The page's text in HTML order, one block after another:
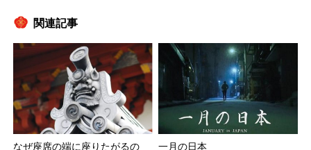
関連記事
なぜ座席の端に座りたがるの
一月の日本